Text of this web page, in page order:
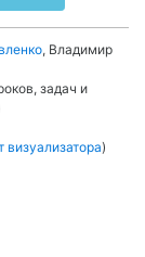
, Владимир
задач и
визуализатора)